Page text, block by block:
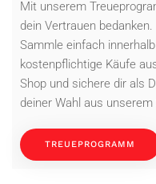
Mit unserem
dein Vertrauen bedanken.
Sammle einfach
kostenpflichtige Käufe
Shop und sichere dir als
deiner Wahl aus unserem
TREUEPROGRAMM